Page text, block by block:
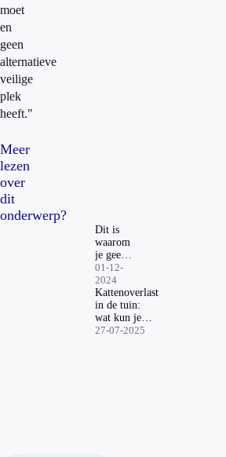
moet
en
geen
alternatieve
veilige
plek
heeft."
Meer
lezen
over
dit
onderwerp?
Dit is
waarom
je geen
vetbollen
voor
vogels in
je tuin
moet
hangen
01-12-
2024
Kattenoverlast
in de tuin:
wat kun je
eraan doen?
27-07-2025